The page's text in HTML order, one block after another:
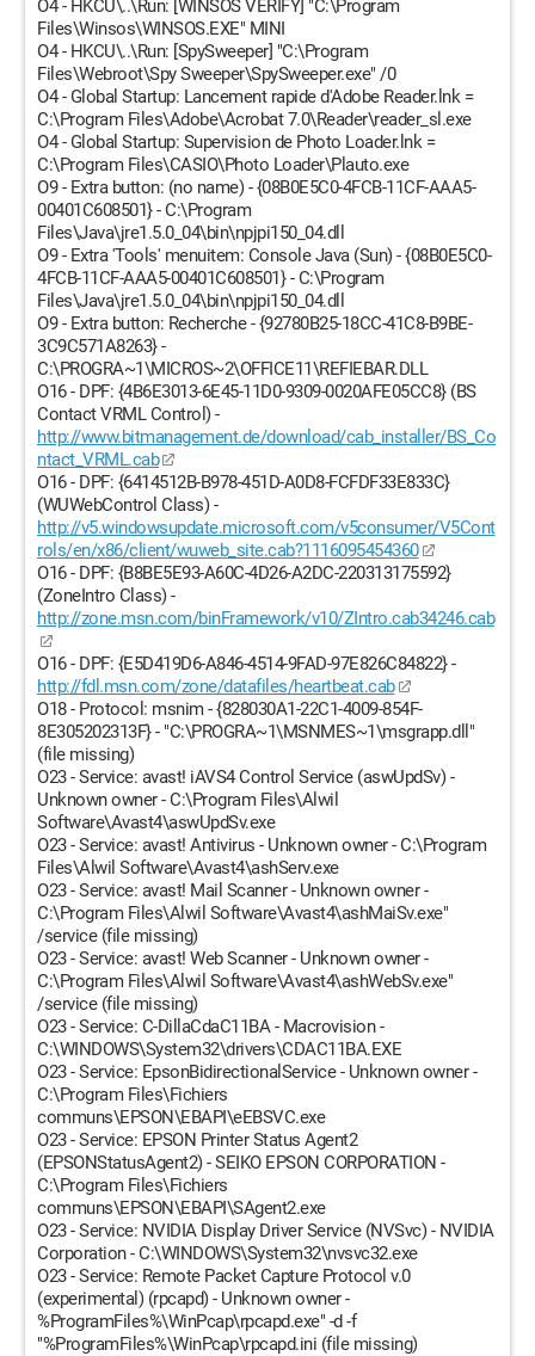
O4 - HKCU\..\Run: [WINSOS VERIFY] "C:\Program
Files\Winsos\WINSOS.EXE" MINI
O4 - HKCU\..\Run: [SpySweeper] "C:\Program
Files\Webroot\Spy Sweeper\SpySweeper.exe" /0
O4 - Global Startup: Lancement rapide d'Adobe Reader.lnk =
C:\Program Files\Adobe\Acrobat 7.0\Reader\reader_sl.exe
O4 - Global Startup: Supervision de Photo Loader.lnk =
C:\Program Files\CASIO\Photo Loader\Plauto.exe
O9 - Extra button: (no name) - {08B0E5C0-4FCB-11CF-AAA5-
00401C608501} - C:\Program
Files\Java\jre1.5.0_04\bin\npjpi150_04.dll
O9 - Extra 'Tools' menuitem: Console Java (Sun) - {08B0E5C0-
4FCB-11CF-AAA5-00401C608501} - C:\Program
Files\Java\jre1.5.0_04\bin\npjpi150_04.dll
O9 - Extra button: Recherche - {92780B25-18CC-41C8-B9BE-
3C9C571A8263} -
C:\PROGRA~1\MICROS~2\OFFICE11\REFIEBAR.DLL
O16 - DPF: {4B6E3013-6E45-11D0-9309-0020AFE05CC8} (BS
Contact VRML Control) -
http://www.bitmanagement.de/download/cab_installer/BS_Co
ntact_VRML.cab
O16 - DPF: {6414512B-B978-451D-A0D8-FCFDF33E833C}
(WUWebControl Class) -
http://v5.windowsupdate.microsoft.com/v5consumer/V5Cont
rols/en/x86/client/wuweb_site.cab?1116095454360
O16 - DPF: {B8BE5E93-A60C-4D26-A2DC-220313175592}
(ZoneIntro Class) -
http://zone.msn.com/binFramework/v10/ZIntro.cab34246.cab
O16 - DPF: {E5D419D6-A846-4514-9FAD-97E826C84822} -
http://fdl.msn.com/zone/datafiles/heartbeat.cab
O18 - Protocol: msnim - {828030A1-22C1-4009-854F-
8E305202313F} - "C:\PROGRA~1\MSNMES~1\msgrapp.dll"
(file missing)
O23 - Service: avast! iAVS4 Control Service (aswUpdSv) -
Unknown owner - C:\Program Files\Alwil
Software\Avast4\aswUpdSv.exe
O23 - Service: avast! Antivirus - Unknown owner - C:\Program
Files\Alwil Software\Avast4\ashServ.exe
O23 - Service: avast! Mail Scanner - Unknown owner -
C:\Program Files\Alwil Software\Avast4\ashMaiSv.exe"
/service (file missing)
O23 - Service: avast! Web Scanner - Unknown owner -
C:\Program Files\Alwil Software\Avast4\ashWebSv.exe"
/service (file missing)
O23 - Service: C-DillaCdaC11BA - Macrovision -
C:\WINDOWS\System32\drivers\CDAC11BA.EXE
O23 - Service: EpsonBidirectionalService - Unknown owner -
C:\Program Files\Fichiers
communs\EPSON\EBAPI\eEBSVC.exe
O23 - Service: EPSON Printer Status Agent2
(EPSONStatusAgent2) - SEIKO EPSON CORPORATION -
C:\Program Files\Fichiers
communs\EPSON\EBAPI\SAgent2.exe
O23 - Service: NVIDIA Display Driver Service (NVSvc) - NVIDIA
Corporation - C:\WINDOWS\System32\nvsvc32.exe
O23 - Service: Remote Packet Capture Protocol v.0
(experimental) (rpcapd) - Unknown owner -
%ProgramFiles%\WinPcap\rpcapd.exe" -d -f
"%ProgramFiles%\WinPcap\rpcapd.ini (file missing)